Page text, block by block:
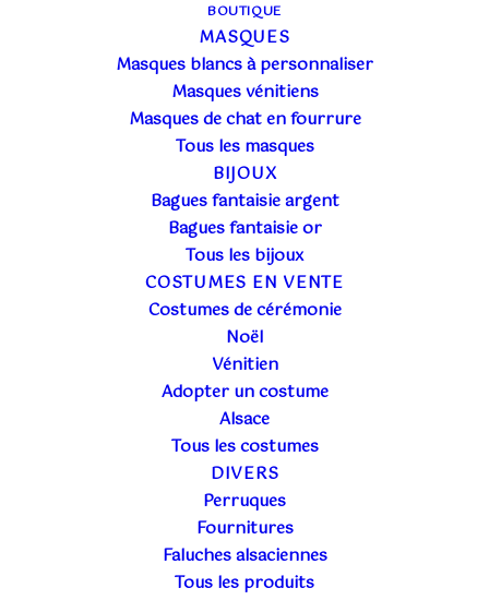
BOUTIQUE
MASQUES
Masques blancs à personnaliser
Masques vénitiens
Masques de chat en fourrure
Tous les masques
BIJOUX
Bagues fantaisie argent
Bagues fantaisie or
Tous les bijoux
COSTUMES EN VENTE
Costumes de cérémonie
Noël
Vénitien
Adopter un costume
Alsace
Tous les costumes
DIVERS
Perruques
Fournitures
Faluches alsaciennes
Tous les produits
ROBE 1ER EMPIRE
BLANCHE ET ROUGE
90,00€Plage
TTC